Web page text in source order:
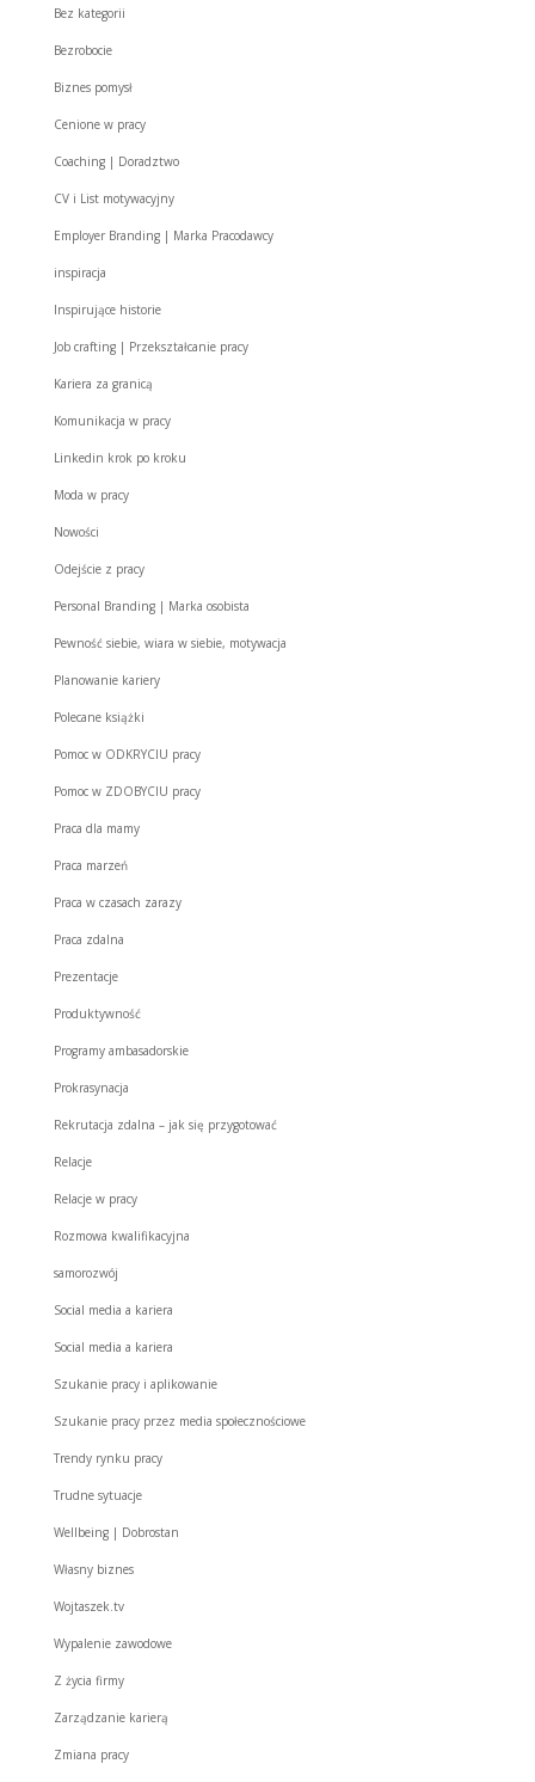
Bez kategorii
Bezrobocie
Biznes pomysł
Cenione w pracy
Coaching | Doradztwo
CV i List motywacyjny
Employer Branding | Marka Pracodawcy
inspiracja
Inspirujące historie
Job crafting | Przekształcanie pracy
Kariera za granicą
Komunikacja w pracy
Linkedin krok po kroku
Moda w pracy
Nowości
Odejście z pracy
Personal Branding | Marka osobista
Pewność siebie, wiara w siebie, motywacja
Planowanie kariery
Polecane książki
Pomoc w ODKRYCIU pracy
Pomoc w ZDOBYCIU pracy
Praca dla mamy
Praca marzeń
Praca w czasach zarazy
Praca zdalna
Prezentacje
Produktywność
Programy ambasadorskie
Prokrasynacja
Rekrutacja zdalna – jak się przygotować
Relacje
Relacje w pracy
Rozmowa kwalifikacyjna
samorozwój
Social media a kariera
Social media a kariera
Szukanie pracy i aplikowanie
Szukanie pracy przez media społecznościowe
Trendy rynku pracy
Trudne sytuacje
Wellbeing | Dobrostan
Własny biznes
Wojtaszek.tv
Wypalenie zawodowe
Z życia firmy
Zarządzanie karierą
Zmiana pracy